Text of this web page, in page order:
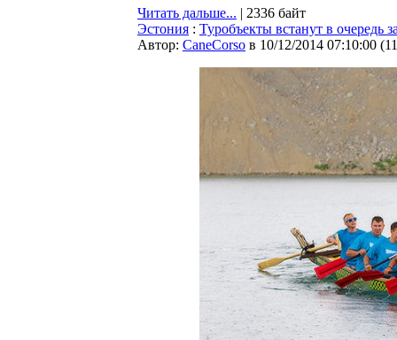
Читать дальше... | 2336 байт
Эстония : Туробъекты встанут в очередь
Автор: CaneCorso в 10/12/2014 07:10:00 (